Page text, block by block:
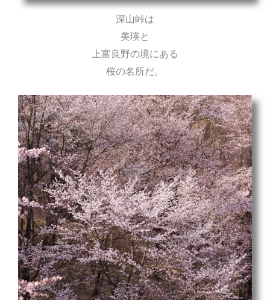
深山峠は
美瑛と
上富良野の境にある
桜の名所だ。